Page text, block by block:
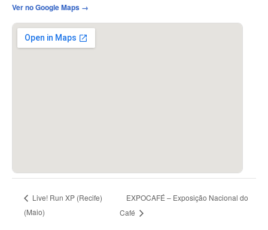
Ver no Google Maps →
Live! Run XP (Recife)
(Maio)
EXPOCAFÉ – Exposição Nacional do
Café